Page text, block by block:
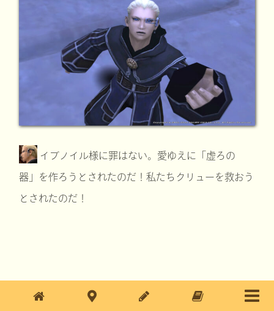
イブノイル様に罪はない。愛ゆえに「虚ろの
器」を作ろうとされたのだ！私たちクリューを救おう
とされたのだ！